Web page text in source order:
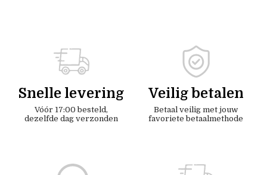
Snelle levering
Vóór 17:00 besteld,
dezelfde dag verzonden
Veilig betalen
Betaal veilig met jouw
favoriete betaalmethode